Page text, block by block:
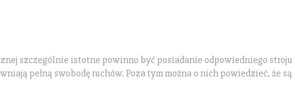
szczególnie istotne powinno być posiadanie odpowiedniego stroju
pełną swobodę ruchów. Poza tym można o nich powiedzieć, że są